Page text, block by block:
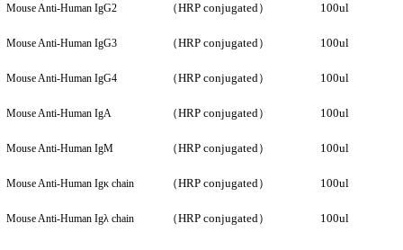
Mouse Anti-Human IgG2 （HRP conjugated） 100ul
Mouse Anti-Human IgG3 （HRP conjugated） 100ul
Mouse Anti-Human IgG4 （HRP conjugated） 100ul
Mouse Anti-Human IgA （HRP conjugated） 100ul
Mouse Anti-Human IgM （HRP conjugated） 100ul
Mouse Anti-Human Igκ chain （HRP conjugated） 100ul
Mouse Anti-Human Igλ chain （HRP conjugated） 100ul